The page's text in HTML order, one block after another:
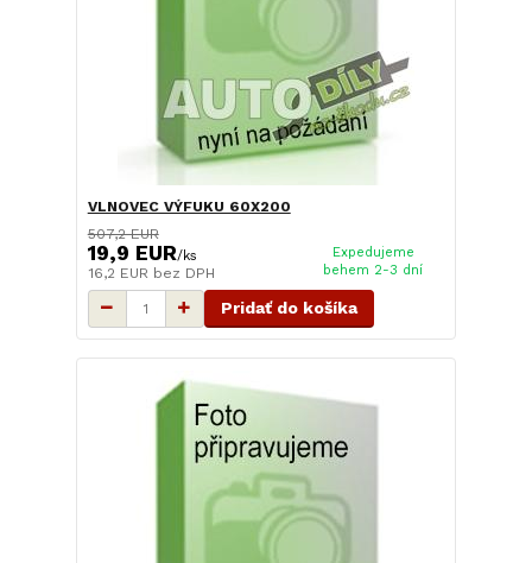
VLNOVEC VÝFUKU 60X200
507,2 EUR
19,9 EUR/ks
16,2 EUR bez DPH
Expedujeme
behem 2-3 dní
Pridať do košíka